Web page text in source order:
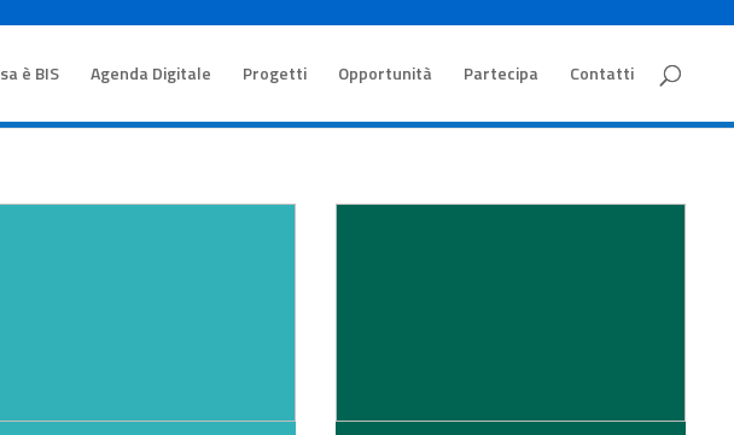
è BIS Agenda Digitale Progetti Opportunità Partecipa Contatti